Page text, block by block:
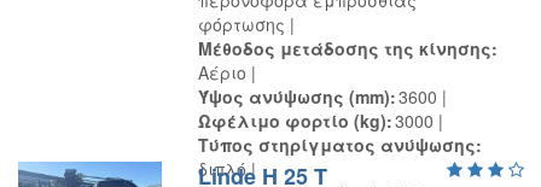
φόρτωσης
Μέθοδος μετάδοσης της κίνησης
Αέριο
Ύψος ανύψωσης (mm) 3600
Ωφέλιμο φορτίο (kg) 3000
Τύπος στηρίγματος ανύψωσης
διπλό
Linde H 25 T